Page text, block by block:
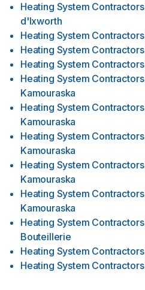
Heating System Contractors
d'Ixworth
Heating System Contractors
Heating System Contractors
Heating System Contractors
Heating System Contractors
Kamouraska
Heating System Contractors
Kamouraska
Heating System Contractors
Kamouraska
Heating System Contractors
Kamouraska
Heating System Contractors
Kamouraska
Heating System Contractors
Bouteillerie
Heating System Contractors
Heating System Contractors